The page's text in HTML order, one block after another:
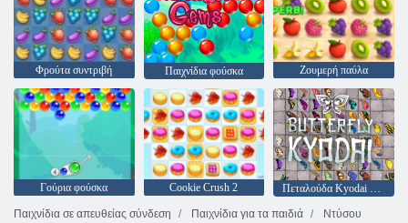
Φρούτα συντριβή Παιχνίδια φούσκα Ζουμερή παύλα
Γούρια φούσκα Cookie Crush 2
Πεταλούδα Kyodai HD
Παιχνίδια σε απευθείας σύνδεση
Παιχνίδια για τα παιδιά
Ντύσου